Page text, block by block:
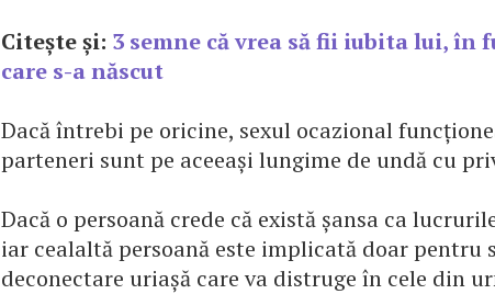
Citește și: 3 semne că vrea să fii iubita lui, în
care s-a născut
Dacă întrebi pe oricine, sexul ocazional
parteneri sunt pe aceeași lungime de undă cu
Dacă o persoană crede că există șansa ca
iar cealaltă persoană este implicată doar pentru
deconectare uriașă care va distruge în cele din